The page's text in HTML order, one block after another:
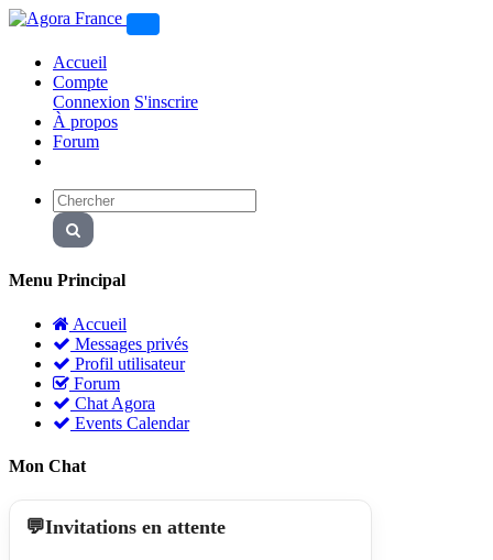
Accueil
Compte
Connexion S'inscrire
À propos
Forum
Menu Principal
Accueil
Messages privés
Profil utilisateur
Forum
Chat Agora
Events Calendar
Mon Chat
Invitations en attente